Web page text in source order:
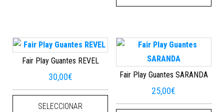
Fair Play Guantes REVEL
30,00€
SELECCIONAR
Este producto tiene múltiples
Fair Play Guantes SARANDA
25,00€